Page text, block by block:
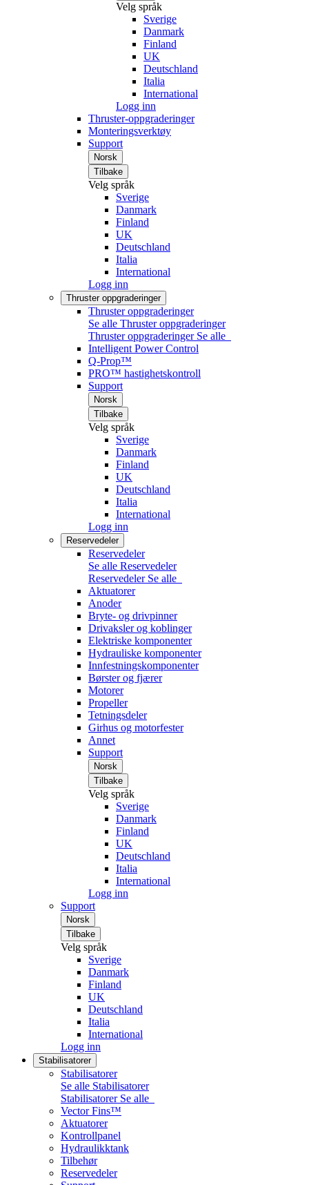
Velg språk
Sverige
Danmark
Finland
UK
Deutschland
Italia
International
Logg inn
Thruster-oppgraderinger
Monteringsverktøy
Support
Norsk
Tilbake
Velg språk
Sverige
Danmark
Finland
UK
Deutschland
Italia
International
Logg inn
Thruster oppgraderinger
Thruster oppgraderinger
Se alle Thruster oppgraderinger
Thruster oppgraderinger Se alle
Intelligent Power Control
Q-Prop™
PRO™ hastighetskontroll
Support
Norsk
Tilbake
Velg språk
Sverige
Danmark
Finland
UK
Deutschland
Italia
International
Logg inn
Reservedeler
Reservedeler
Se alle Reservedeler
Reservedeler Se alle
Aktuatorer
Anoder
Bryte- og drivpinner
Drivaksler og koblinger
Elektriske komponenter
Hydrauliske komponenter
Innfestningskomponenter
Børster og fjærer
Motorer
Propeller
Tetningsdeler
Girhus og motorfester
Annet
Support
Norsk
Tilbake
Velg språk
Sverige
Danmark
Finland
UK
Deutschland
Italia
International
Logg inn
Support
Norsk
Tilbake
Velg språk
Sverige
Danmark
Finland
UK
Deutschland
Italia
International
Logg inn
Stabilisatorer
Stabilisatorer
Se alle Stabilisatorer
Stabilisatorer Se alle
Vector Fins™
Aktuatorer
Kontrollpanel
Hydraulikktank
Tilbehør
Reservedeler